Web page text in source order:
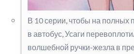
В 10 серии, чтобы на полных
в автобус, Усаги
волшебной ручки-жезла в